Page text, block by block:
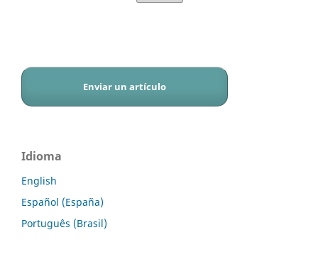
Enviar un artículo
Idioma
English
Español (España)
Português (Brasil)